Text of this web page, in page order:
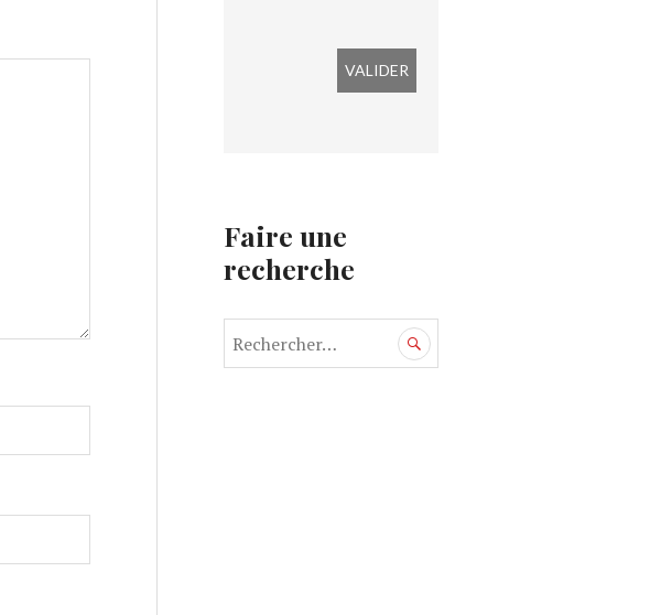
Faire une
recherche